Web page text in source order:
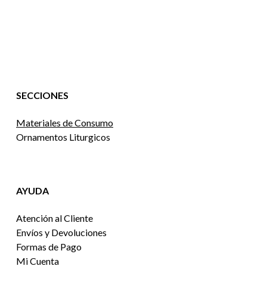
SECCIONES
Materiales de Consumo
Ornamentos Liturgicos
AYUDA
Atención al Cliente
Envíos y Devoluciones
Formas de Pago
Mi Cuenta